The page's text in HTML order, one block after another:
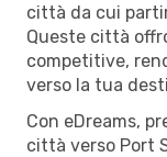
città da cui
Queste città
competitive,
verso la tua
Con eDreams,
città verso Port